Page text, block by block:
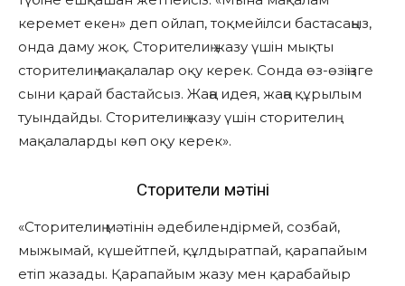
керемет екен» деп ойлап, тоқмейілси бастасаңыз,
онда даму жоқ. Сторителиң жазу үшін мықты
сторителиң мақалалар оқу керек. Сонда өз-өзіңізге
сыни қарай бастайсыз. Жаңа идея, жаңа құрылым
туындайды. Сторителиң жазу үшін сторителиң
мақалаларды көп оқу керек».
Сторителиң мәтіні
«Сторителиң мәтінін әдебилендірмей, созбай,
мыжымай, күшейтпей, құлдыратпай, қарапайым
етіп жазады. Қарапайым жазу мен қарабайыр